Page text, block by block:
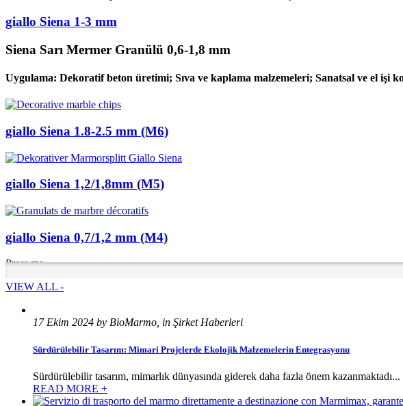
giallo Siena 1-3 mm
Siena Sarı Mermer Granülü 0,6-1,8 mm
Uygulama: Dekoratif beton üretimi; Sıva ve kaplama malzemeleri; Sanatsal ve el işi
giallo Siena 1.8-2.5 mm (M6)
giallo Siena 1,2/1,8mm (M5)
giallo Siena 0,7/1,2 mm (M4)
Press me
VIEW ALL -
17 Ekim 2024 by BioMarmo, in Şirket Haberleri
Sürdürülebilir Tasarım: Mimari Projelerde Ekolojik Malzemelerin Entegrasyonu
Sürdürülebilir tasarım, mimarlık dünyasında giderek daha fazla önem kazanmaktadı...
READ MORE +